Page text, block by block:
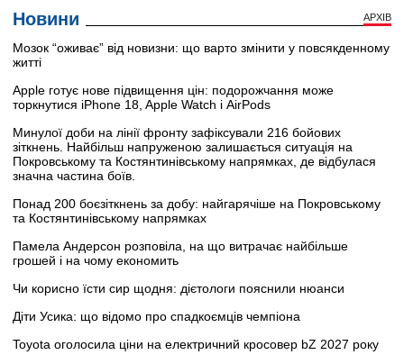
Новини АРХІВ
Мозок “оживає” від новизни: що варто змінити у повсякденному
житті
Apple готує нове підвищення цін: подорожчання може
торкнутися iPhone 18, Apple Watch і AirPods
Минулої доби на лінії фронту зафіксували 216 бойових
зіткнень. Найбільш напруженою залишається ситуація на
Покровському та Костянтинівському напрямках, де відбулася
значна частина боїв.
Понад 200 боєзіткнень за добу: найгарячіше на Покровському
та Костянтинівському напрямках
Памела Андерсон розповіла, на що витрачає найбільше
грошей і на чому економить
Чи корисно їсти сир щодня: дієтологи пояснили нюанси
Діти Усика: що відомо про спадкоємців чемпіона
Toyota оголосила ціни на електричний кросовер bZ 2027 року